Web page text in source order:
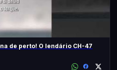
de perto! O lendário CH-47